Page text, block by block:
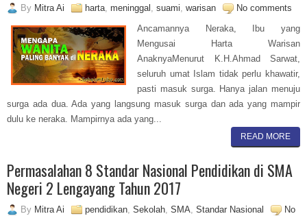
By Mitra Ai harta meninggal suami warisan
No comments
Ancamannya Neraka, Ibu yang
Mengusai Harta Warisan
AnaknyaMenurut K.H.Ahmad Sarwat,
seluruh umat Islam tidak perlu khawatir,
pasti masuk surga. Hanya jalan menuju
surga ada dua. Ada yang langsung masuk surga dan ada yang mampir
dulu ke neraka. Mampirnya ada yang...
READ MORE
Permasalahan 8 Standar Nasional Pendidikan di SMA
Negeri 2 Lengayang Tahun 2017
By Mitra Ai pendidikan Sekolah SMA Standar Nasional
No